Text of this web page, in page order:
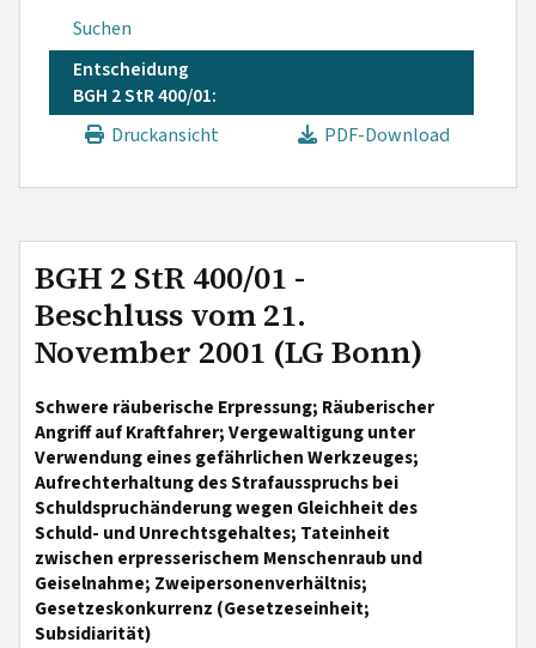
Suchen
Entscheidung
BGH 2 StR 400/01:
Druckansicht
PDF-Download
BGH 2 StR 400/01 -
Beschluss vom 21.
November 2001 (LG Bonn)
Schwere räuberische Erpressung; Räuberischer
Angriff auf Kraftfahrer; Vergewaltigung unter
Verwendung eines gefährlichen Werkzeuges;
Aufrechterhaltung des Strafausspruchs bei
Schuldspruchänderung wegen Gleichheit des
Schuld- und Unrechtsgehaltes; Tateinheit
zwischen erpresserischem Menschenraub und
Geiselnahme; Zweipersonenverhältnis;
Gesetzeskonkurrenz (Gesetzeseinheit;
Subsidiarität)